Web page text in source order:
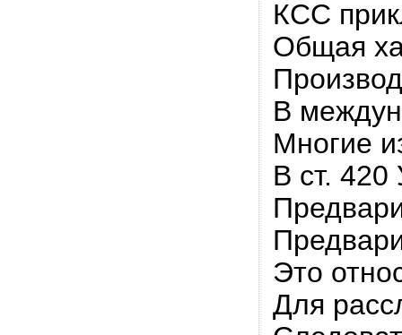
КСС
Общая
В
Многие
В ст. 420
Это
Для